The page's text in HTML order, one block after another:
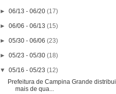
►06/13 - 06/20(17)
►06/06 - 06/13(15)
►05/30 - 06/06(23)
►05/23 - 05/30(18)
▼05/16 - 05/23(12)
Prefeitura de Campina Grande distribui
mais de qua...